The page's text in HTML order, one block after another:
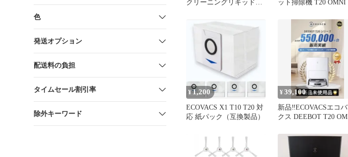
色
発送オプション
配送料の負担
タイムセール割引率
除外キーワード
クリーニングリキッド
ット掃除機 T20 OMNI
¥1,200
ECOVACS X1 T10 T20 対
応 紙パック（互換製品）
¥39,100
新品‼️ECOVACSエコ
クス DEEBOT T20